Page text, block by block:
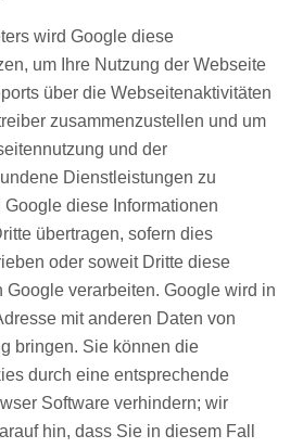
wird Google diese
um Ihre Nutzung der Webseite
über die Webseitenaktivitäten
zusammenzustellen und um
und der
Dienstleistungen zu
diese Informationen
übertragen, sofern dies
oder soweit Dritte diese
Google verarbeiten. Google wird in
mit anderen Daten von
bringen. Sie können die
durch eine entsprechende
Software verhindern; wir
hin, dass Sie in diesem Fall